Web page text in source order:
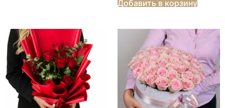
Добавить в корзину